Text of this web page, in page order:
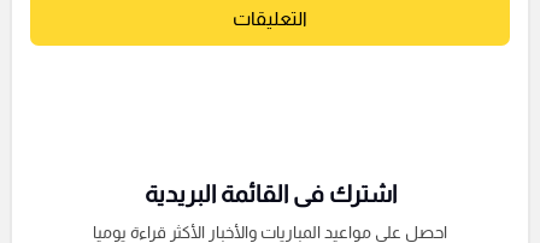
التعليقات
اشترك فى القائمة البريدية
احصل على مواعيد المباريات والأخبار الأكثر قراءة يوميا